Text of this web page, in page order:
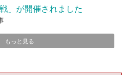
」が開催されました
もっと見る